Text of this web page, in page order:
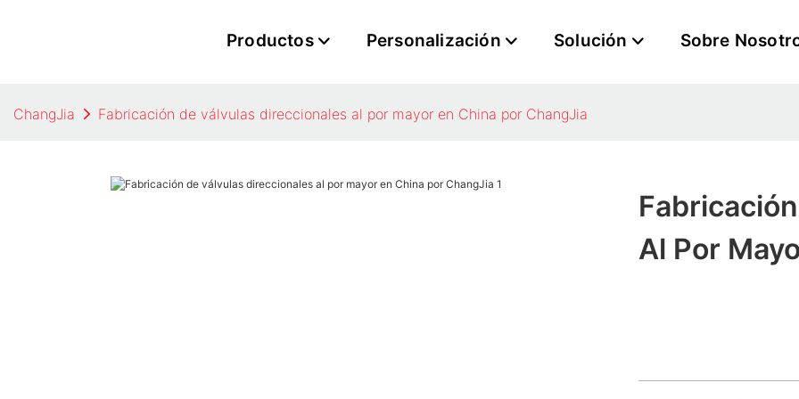
Productos Personalización Solución Sobre
ChangJia Fabricación de válvulas direccionales al por mayor en China por ChangJia
Al Por